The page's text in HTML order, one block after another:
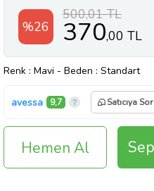
%26
500,01 TL
370,00 TL
Renk : Mavi - Beden : Standart
avessa 9,7 Satıcıya Sor
Hemen Al